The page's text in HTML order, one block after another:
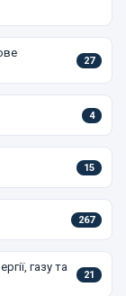
27
4
15
267
газу та
21